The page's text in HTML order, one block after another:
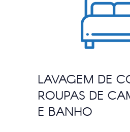
LAVAGEM DE
ROUPAS DE
E BANHO